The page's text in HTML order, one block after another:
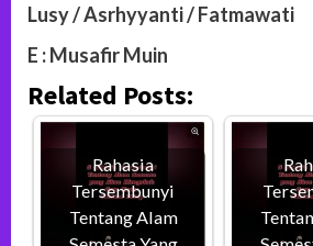
Lusy / Asrhyyanti / Fatmawati
E : Musafir Muin
Related Posts:
Rahasia
Tersembunyi
Tentang Alam